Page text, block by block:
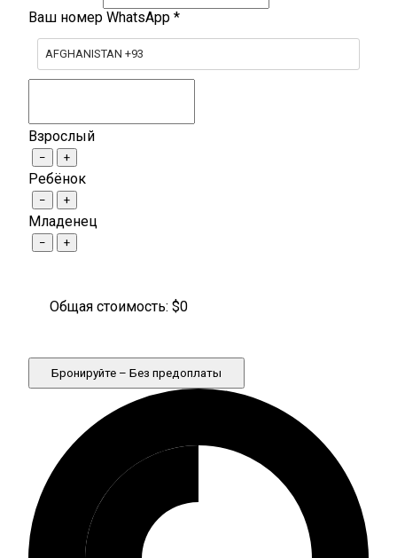
Ваш номер WhatsApp *
AFGHANISTAN +93
Взрослый
− +
Ребёнок
− +
Младенец
− +
Общая стоимость: $0
Бронируйте – Без предоплаты